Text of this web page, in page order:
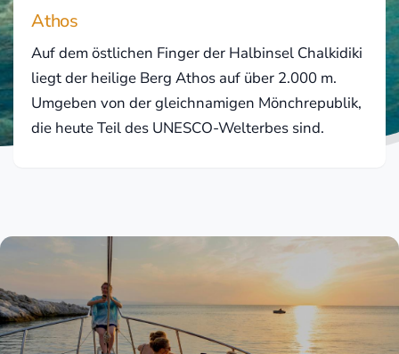
Athos
Auf dem östlichen Finger der Halbinsel Chalkidiki
liegt der heilige Berg Athos auf über 2.000 m.
Umgeben von der gleichnamigen Mönchrepublik,
die heute Teil des UNESCO-Welterbes sind.